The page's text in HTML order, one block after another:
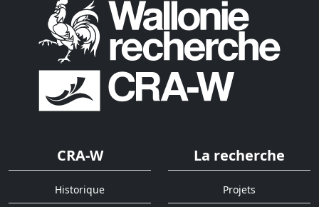
CRA-W
Historique
La recherche
Projets